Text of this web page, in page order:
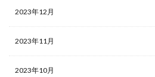
2023年12月
2023年11月
2023年10月